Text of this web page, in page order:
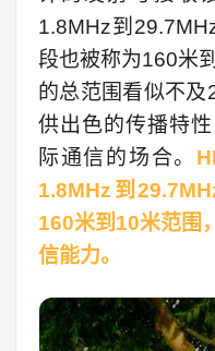
1.8MHz到
段也被称为160米
的总范围看似不及
供出色的传播特
际通信的场合。
1.8MHz到
160米到10米范围
信能力。